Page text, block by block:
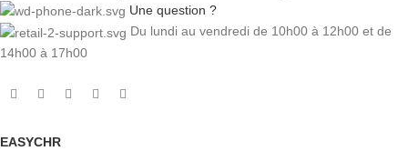
Une question ?
Du lundi au vendredi de 10h00 à 12h00 et de
14h00 à 17h00
EASYCHR